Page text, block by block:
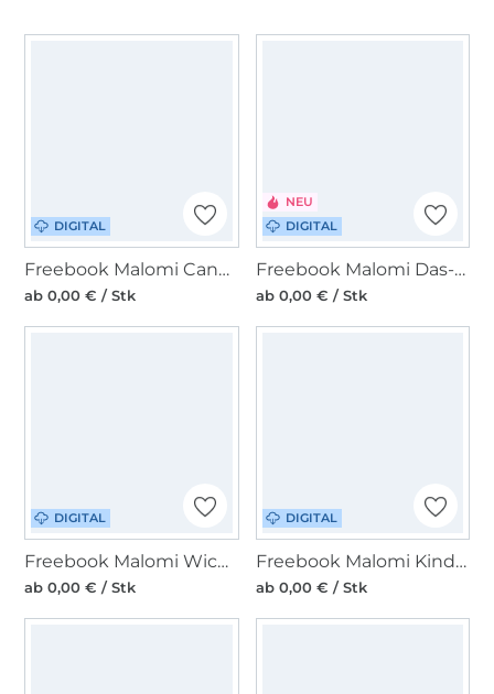
DIGITAL
Freebook Malomi Canvas Tasche Litizia
ab 0,00 € / Stk
NEU
DIGITAL
Freebook Malomi Das-30-Minuten-Täschchen (Boxy Bag)
ab 0,00 € / Stk
DIGITAL
Freebook Malomi Wickelrock LUCIA
ab 0,00 € / Stk
DIGITAL
Freebook Malomi Kinderhose JURI
ab 0,00 € / Stk